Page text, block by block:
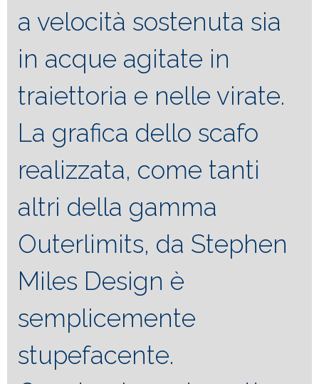
a velocità sostenuta sia
in acque agitate in
traiettoria e nelle virate.
La grafica dello scafo
realizzata, come tanti
altri della gamma
Outerlimits, da Stephen
Miles Design è
semplicemente
stupefacente.